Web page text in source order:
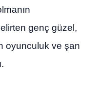
genç güzel,
oyunculuk ve şan